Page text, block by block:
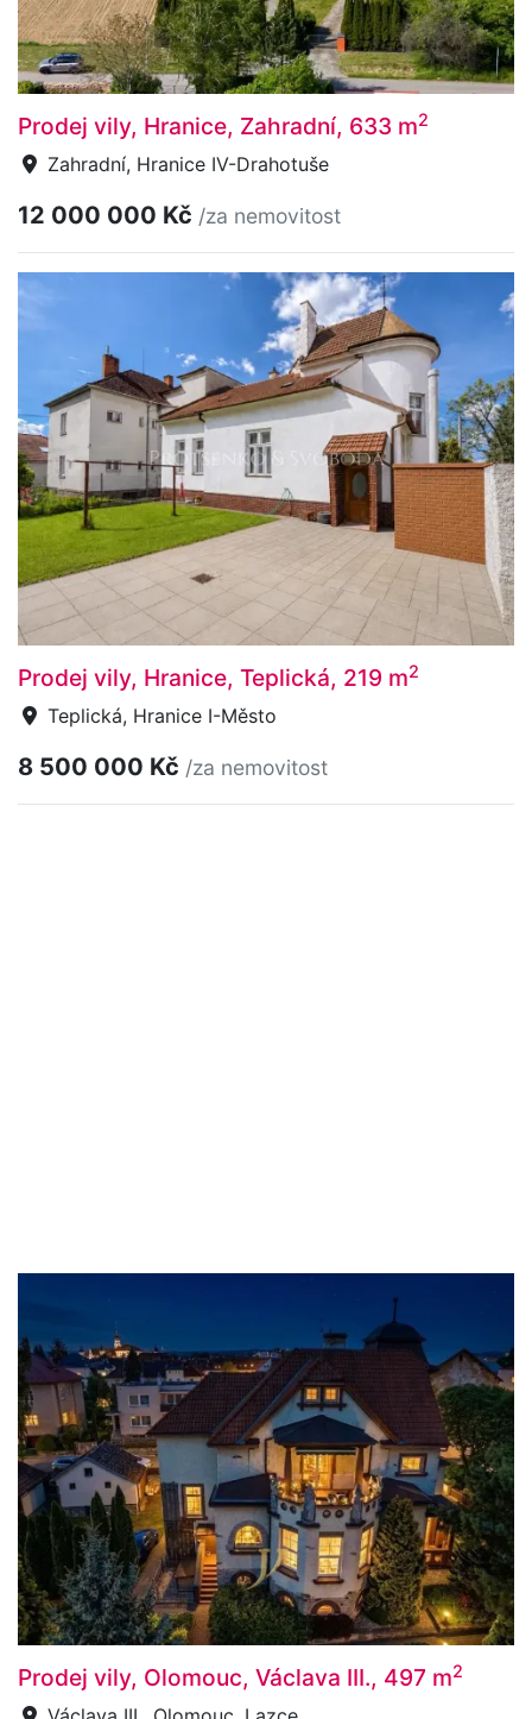
Prodej vily, Hranice, Zahradní, 633 m2
Zahradní, Hranice IV-Drahotuše
12 000 000 Kč /za nemovitost
Prodej vily, Hranice, Teplická, 219 m2
Teplická, Hranice I-Město
8 500 000 Kč /za nemovitost
Prodej vily, Olomouc, Václava III., 497 m2